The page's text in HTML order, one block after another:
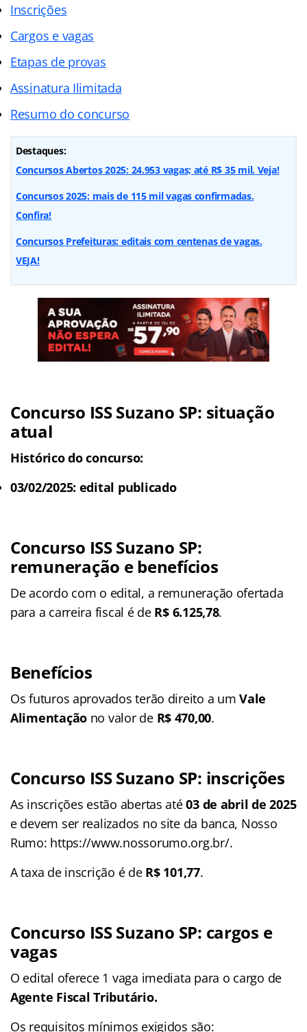
Inscrições
Cargos e vagas
Etapas de provas
Assinatura Ilimitada
Resumo do concurso
Destaques:
Concursos Abertos 2025: 24.953 vagas; até R$ 35 mil. Veja!
Concursos 2025: mais de 115 mil vagas confirmadas.
Confira!
Concursos Prefeituras: editais com centenas de vagas.
VEJA!
Concurso ISS Suzano SP: situação
atual
Histórico do concurso:
03/02/2025: edital publicado
Concurso ISS Suzano SP:
remuneração e benefícios
De acordo com o edital, a remuneração ofertada
para a carreira fiscal é de R$ 6.125,78.
Benefícios
Os futuros aprovados terão direito a umVale
Alimentação no valor de R$ 470,00.
Concurso ISS Suzano SP: inscrições
As inscrições estão abertas até03 de abril de 2025
e devem ser realizados no site da banca, Nosso
Rumo: https://www.nossorumo.org.br/.
A taxa de inscrição é de R$ 101,77.
Concurso ISS Suzano SP: cargos e
vagas
O edital oferece 1 vaga imediata para o cargo de
Agente Fiscal Tributário.
Os requisitos mínimos exigidos são: